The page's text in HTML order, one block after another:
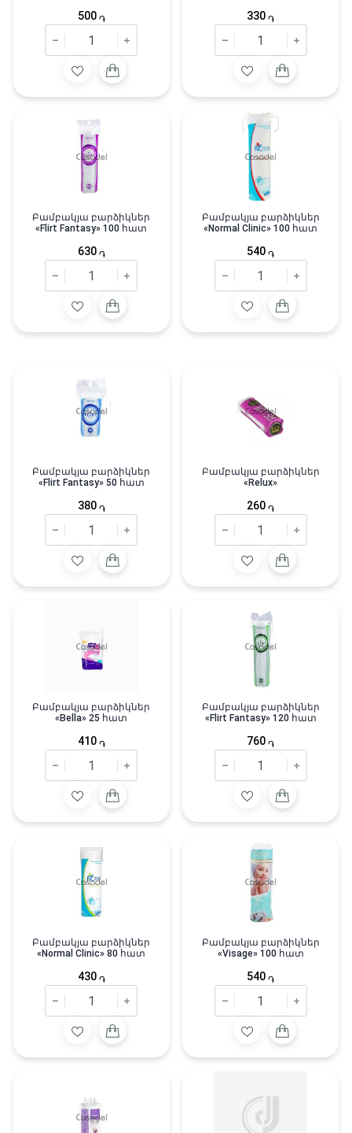
500 ֏ 330 ֏
Բամբակյա բարձիկներ
«Flirt Fantasy» 100 հատ
630 ֏
Բամբակյա բարձիկներ
«Normal Clinic» 100 հատ
540 ֏
Բամբակյա բարձիկներ
«Flirt Fantasy» 50 հատ
380 ֏
Բամբակյա բարձիկներ
«Relux»
260 ֏
Բամբակյա բարձիկներ
«Bella» 25 հատ
410 ֏
Բամբակյա բարձիկներ
«Flirt Fantasy» 120 հատ
760 ֏
Բամբակյա բարձիկներ
«Normal Clinic» 80 հատ
430 ֏
Բամբակյա բարձիկներ
«Visage» 100 հատ
540 ֏